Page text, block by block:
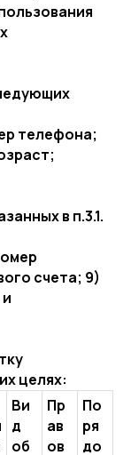
телефона;
в п.3.1.
счета; 9)
целях:
Ви
д
об
Пр
ав
ов
По
ря
до